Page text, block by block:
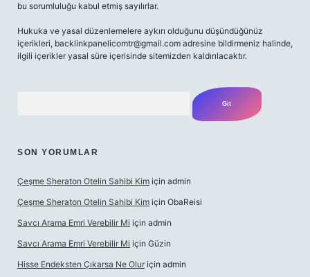
bu sorumluluğu kabul etmiş sayılırlar.
Hukuka ve yasal düzenlemelere aykırı olduğunu düşündüğünüz
içerikleri, backlinkpanelicomtr@gmail.com adresine bildirmeniz halinde,
ilgili içerikler yasal süre içerisinde sitemizden kaldırılacaktır.
SON YORUMLAR
Çeşme Sheraton Otelin Sahibi Kim için admin
Çeşme Sheraton Otelin Sahibi Kim için ObaReisi
Savcı Arama Emri Verebilir Mi için admin
Savcı Arama Emri Verebilir Mi için Güzin
Hisse Endeksten Çıkarsa Ne Olur için admin